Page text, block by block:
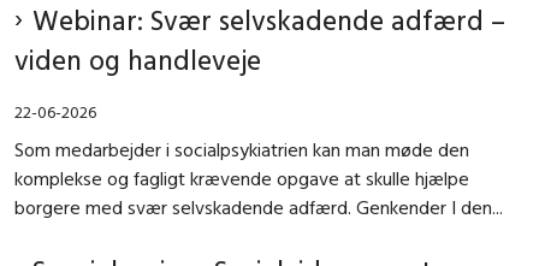
Webinar: Svær selvskadende adfærd –
viden og handleveje
22-06-2026
Som medarbejder i socialpsykiatrien kan man møde den
komplekse og fagligt krævende opgave at skulle hjælpe
borgere med svær selvskadende adfærd. Genkender I den...